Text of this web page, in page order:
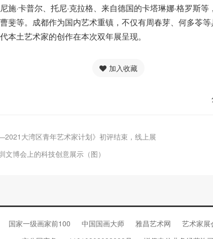
施·卡普尔、托尼·克拉格、来自德国的卡塔琳娜·格罗斯
斐等。成都作为国内艺术重镇，不仅有周春芽、何多苓
本土艺术家的创作在本次双年展呈现。
加入收藏
大湾区青年艺术家计划》初评结束，线上展
文博会上的科技创意展示（图）
国家一级画家前100 中国国画大师 雅昌艺术网 艺术家展